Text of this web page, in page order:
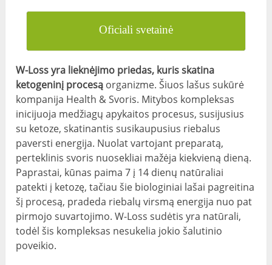
Oficiali svetainė
W-Loss yra lieknėjimo priedas, kuris skatina
ketogeninį procesą organizme. Šiuos lašus sukūrė
kompanija Health & Svoris. Mitybos kompleksas
inicijuoja medžiagų apykaitos procesus, susijusius
su ketoze, skatinantis susikaupusius riebalus
paversti energija. Nuolat vartojant preparatą,
perteklinis svoris nuosekliai mažėja kiekvieną dieną.
Paprastai, kūnas paima 7 į 14 dienų natūraliai
patekti į ketozę, tačiau šie biologiniai lašai pagreitina
šį procesą, pradeda riebalų virsmą energija nuo pat
pirmojo suvartojimo. W-Loss sudėtis yra natūrali,
todėl šis kompleksas nesukelia jokio šalutinio
poveikio.